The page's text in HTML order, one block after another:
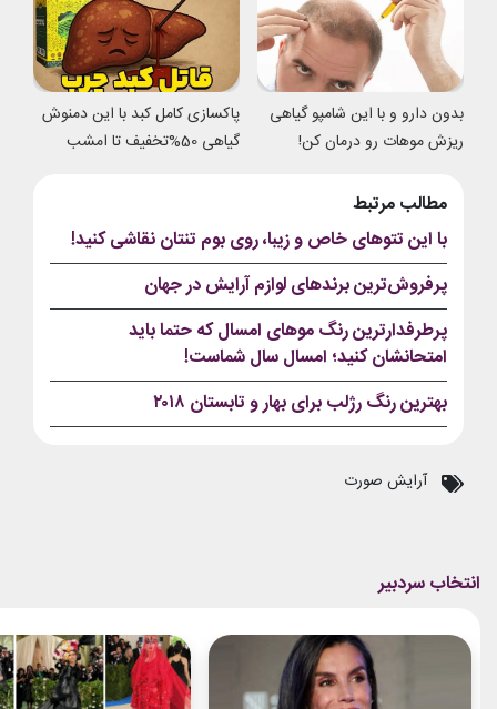
بدون دارو و با این شامپو گیاهی
ریزش موهات رو درمان کن!
پاکسازی کامل کبد با این دمنوش
گیاهی 50%تخفیف تا امشب
مطالب مرتبط
با این تتوهای خاص و زیبا، روی بوم تنتان نقاشی کنید!
پرفروش‌ترین برندهای لوازم آرایش در جهان
پرطرفدارترین رنگ موهای امسال که حتما باید
امتحانشان کنید؛ امسال سال شماست!
بهترین رنگ رژلب برای بهار و تابستان ۲۰۱۸
آرایش صورت